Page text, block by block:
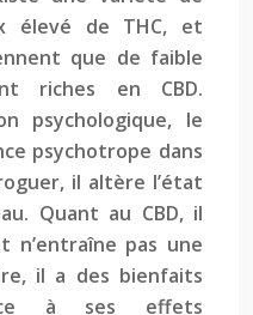
élevé de THC, et
que de faible
riches en CBD.
psychologique, le
psychotrope dans
il altère l’état
Quant au CBD, il
n’entraîne pas une
il a des bienfaits
à ses effets